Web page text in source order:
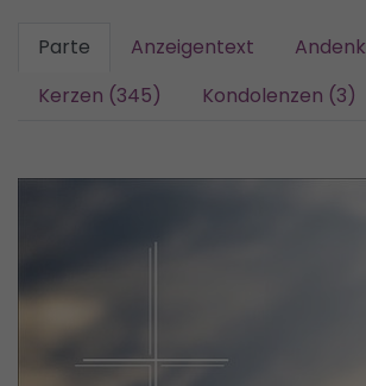
Parte Anzeigentext
Kerzen (345)
Kondolenzen (3)